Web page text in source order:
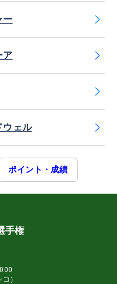
ー
ア
ウェル
ポイント・成績
手権
）